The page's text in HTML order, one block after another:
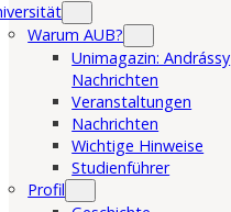
Warum AUB?
Unimagazin: Andrássy
Nachrichten
Veranstaltungen
Nachrichten
Wichtige Hinweise
Studienführer
Profil